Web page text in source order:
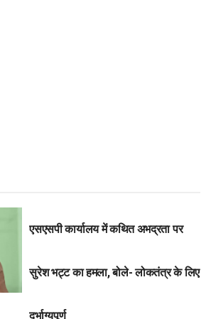
एसएसपी कार्यालय में कथित अभद्रता पर
सुरेश भट्ट का हमला, बोले- लोकतंत्र के लिए
दुर्भाग्यपूर्ण